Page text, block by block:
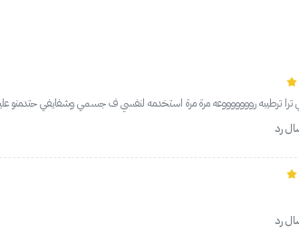
ترطيبه روووووووعه مرة مرة استخدمه لنفسي ف جسمي وشفايفي حتدمنو
رد
رد